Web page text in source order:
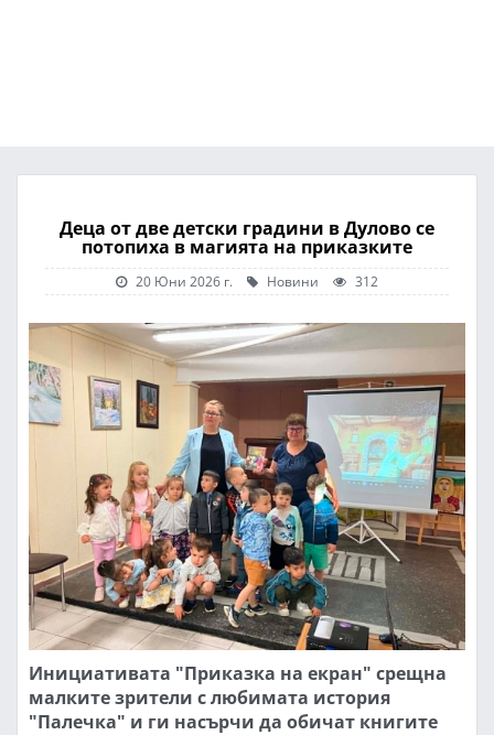
Деца от две детски градини в Дулово се
потопиха в магията на приказките
20 Юни 2026 г. Новини 312
Инициативата "Приказка на екран" срещна
малките зрители с любимата история
"Палечка" и ги насърчи да обичат книгите